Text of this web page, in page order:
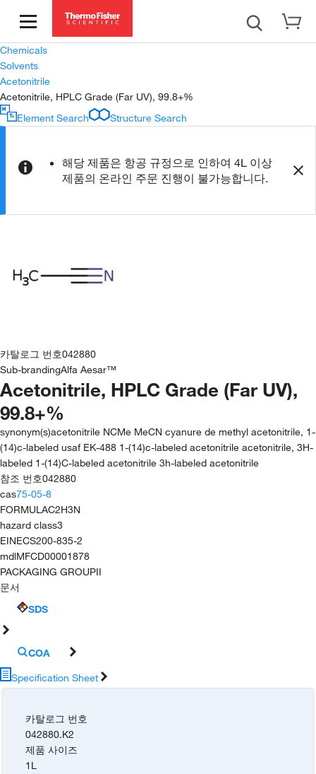
Chemicals
Solvents
Acetonitrile
Acetonitrile, HPLC Grade (Far UV), 99.8+%
Element Search
Structure Search
해당 제품은 항공 규정으로 인하여 4L 이상
제품의 온라인 주문 진행이 불가능합니다.
카탈로그 번호042880
Sub-brandingAlfa Aesar™
Acetonitrile, HPLC Grade (Far UV),
99.8+%
synonym(s)acetonitrile NCMe MeCN cyanure de methyl acetonitrile, 1-
(14)c-labeled usaf EK-488 1-(14)c-labeled acetonitrile acetonitrile, 3H-
labeled 1-(14)C-labeled acetonitrile 3h-labeled acetonitrile
참조 번호042880
cas75-05-8
FORMULAC2H3N
hazard class3
EINECS200-835-2
mdlMFCD00001878
PACKAGING GROUPII
문서
SDS
COA
Specification Sheet
카탈로그 번호
042880.K2
제품 사이즈
1L